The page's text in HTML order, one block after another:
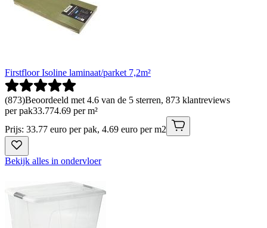
Firstfloor Isoline laminaat/parket 7,2m²
(873)Beoordeeld met 4.6 van de 5 sterren, 873 klantreviews
per pak33.774.69 per m²
Prijs: 33.77 euro per pak, 4.69 euro per m2
Bekijk alles in ondervloer